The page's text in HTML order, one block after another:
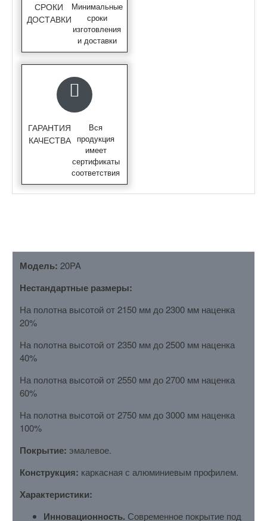
СРОКИ
ДОСТАВКИ
Минимальные
сроки
изготовления
и доставки
ГАРАНТИЯ
КАЧЕСТВА
Вся
продукция
имеет
сертификаты
соответствия
Модель: 20PA
Нестандартные размеры:
На полотна высотой от 2150 мм до 2300 мм наценка
20%
На полотна высотой от 2350 мм до 2500 мм наценка
40%
На полотна высотой от 2550 мм до 2700 мм наценка
60%
На полотна высотой от 2750 мм до 3000 мм наценка
100%
Покрытие: эмалевое.
Конструкция: каркасная с алюминиевым профилем.
Характеристики:
Инновационность. Современное покрытие под